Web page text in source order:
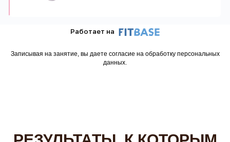
Записывая на занятие, вы даете согласие на обработку персональных
данных.